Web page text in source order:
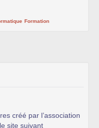
Formation
créé par l’association
site suivant